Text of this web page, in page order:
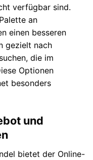
verfügbar sind.
an
einen besseren
gezielt nach
die im
Optionen
besonders
und
bietet der Online-